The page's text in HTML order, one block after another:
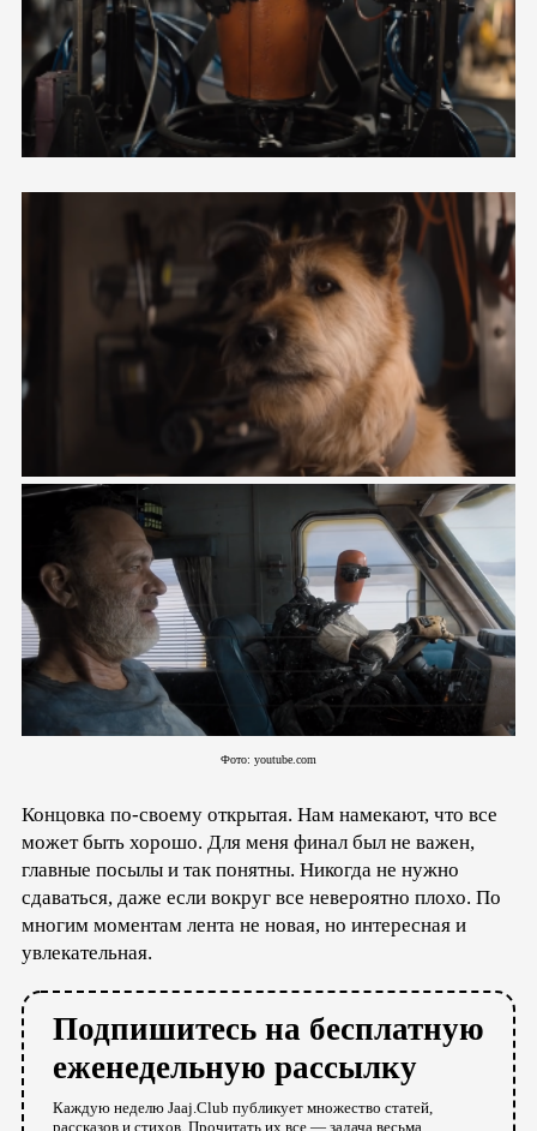
Фото: youtube.com
Концовка по-своему открытая. Нам намекают, что все
может быть хорошо. Для меня финал был не важен,
главные посылы и так понятны. Никогда не нужно
сдаваться, даже если вокруг все невероятно плохо. По
многим моментам лента не новая, но интересная и
увлекательная.
Подпишитесь на бесплатную
еженедельную рассылку
Каждую неделю Jaaj.Club публикует множество статей,
рассказов и стихов. Прочитать их все — задача весьма